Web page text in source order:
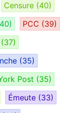
Censure (40)
PCC (39)
(37)
(35)
Post (35)
Émeute (33)